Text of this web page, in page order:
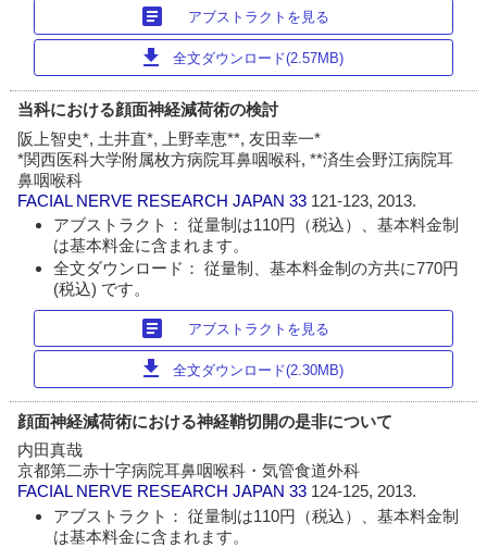
article アブストラクトを見る
download 全文ダウンロード(2.57MB)
当科における顔面神経減荷術の検討
阪上智史*, 土井直*, 上野幸恵**, 友田幸一*
*関西医科大学附属枚方病院耳鼻咽喉科, **済生会野江病院耳
鼻咽喉科
FACIAL NERVE RESEARCH JAPAN 33 121-123, 2013.
アブストラクト： 従量制は110円（税込）、基本料金制
は基本料金に含まれます。
全文ダウンロード： 従量制、基本料金制の方共に770円
(税込) です。
article アブストラクトを見る
download 全文ダウンロード(2.30MB)
顔面神経減荷術における神経鞘切開の是非について
内田真哉
京都第二赤十字病院耳鼻咽喉科・気管食道外科
FACIAL NERVE RESEARCH JAPAN 33 124-125, 2013.
アブストラクト： 従量制は110円（税込）、基本料金制
は基本料金に含まれます。